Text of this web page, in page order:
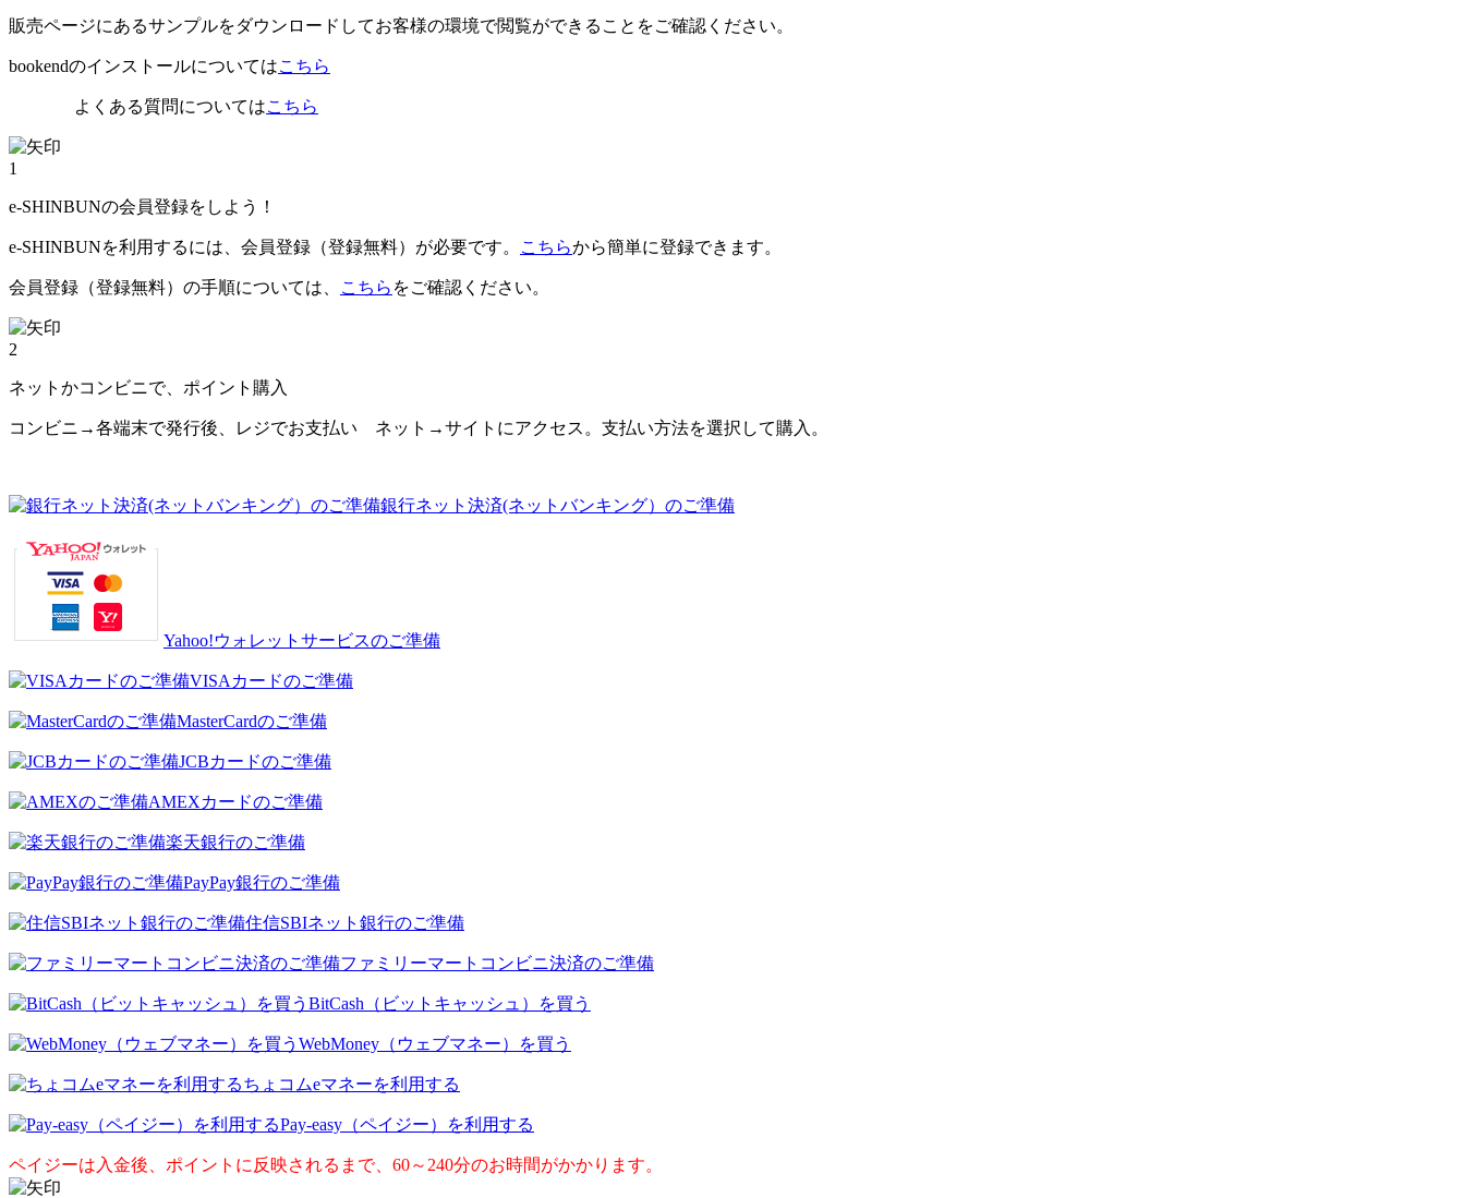
販売ページにあるサンプルをダウンロードしてお客様の環境で閲覧ができることをご確認ください。
bookendのインストールについてはこちら
よくある質問についてはこちら
1
e-SHINBUNの会員登録をしよう！
e-SHINBUNを利用するには、会員登録（登録無料）が必要です。 こちらから簡単に登録できます。
会員登録（登録無料）の手順については、 こちら をご確認ください。
2
ネットかコンビニで、ポイント購入
コンビニ→各端末で発行後、レジでお支払い ネット→サイトにアクセス。支払い方法を選択して購入。
銀行ネット決済(ネットバンキング）のご準備
Yahoo!ウォレットサービスのご準備
VISAカードのご準備
MasterCardのご準備
JCBカードのご準備
AMEXカードのご準備
楽天銀行のご準備
PayPay銀行のご準備
住信SBIネット銀行のご準備
ファミリーマートコンビニ決済のご準備
BitCash（ビットキャッシュ）を買う
WebMoney（ウェブマネー）を買う
ちょコムeマネーを利用する
Pay-easy（ペイジー）を利用する
ペイジーは入金後、ポイントに反映されるまで、60～240分のお時間がかかります。